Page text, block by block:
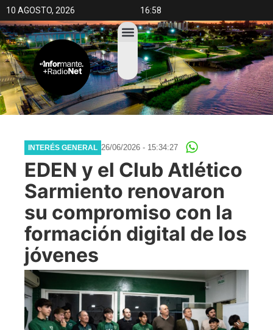
10 AGOSTO, 2026 16:58
INTERÉS GENERAL 26/06/2026 - 15:34:27
EDEN y el Club Atlético
Sarmiento renovaron
su compromiso con la
formación digital de los
jóvenes